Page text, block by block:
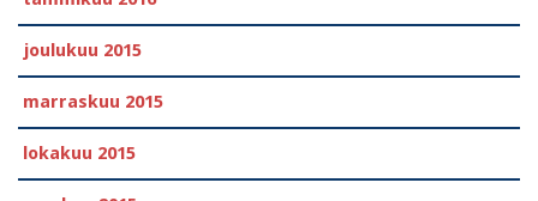
joulukuu 2015
marraskuu 2015
lokakuu 2015